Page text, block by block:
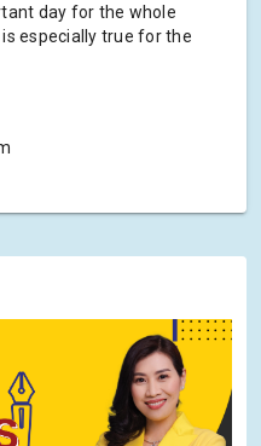
day for the whole
especially true for the